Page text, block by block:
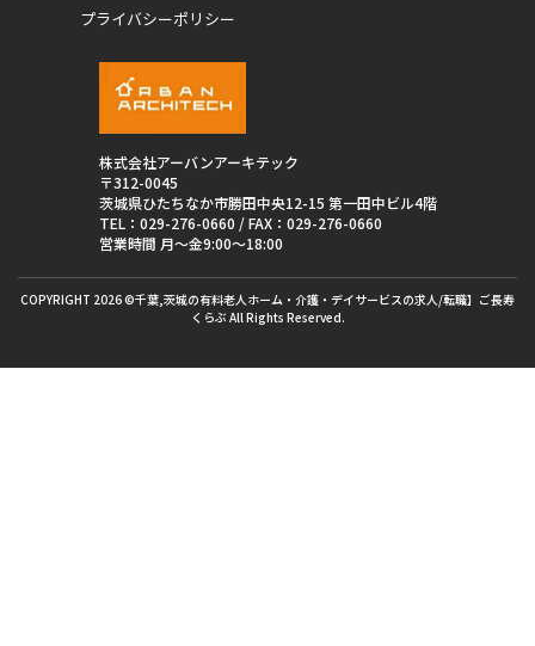
株式会社アーバンアーキテック
〒312-0045
茨城県ひたちなか市勝田中央12-15 第一田中ビル4階
TEL： 029-276-0660 / FAX：029-276-0660
営業時間 月〜金9:00〜18:00
プライバシーポリシー
COPYRIGHT 2026 ©千葉,茨城の有料老人ホーム・介護・デイサービスの求人/転職】ご長寿
くらぶ All Rights Reserved.